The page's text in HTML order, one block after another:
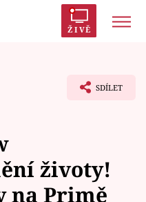
ŽIVĚ
SDÍLET
životy!
na Primě